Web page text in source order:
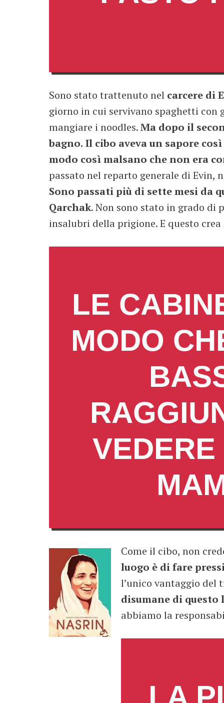
Sono stato trattenuto nel carcere di
giorno in cui servivano spaghetti con
mangiare i noodles.Ma dopo il
bagno. Il cibo aveva un sapore
modo così malsano che non era
passato nel reparto generale di Evin,
Sono passati più di sette mesi da
Qarchak. Non sono stato in grado
insalubri della prigione. E questo
LE
MODO
Come il cibo, non
luogo è di fare
l’unico vantaggio del
disumane di questo
abbiamo la
LA